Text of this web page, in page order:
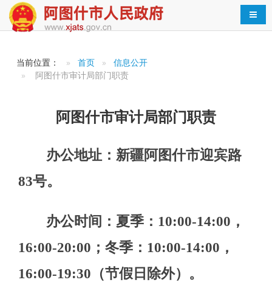
导航
当前位置： 首页
信息公开
阿图什市审计局部门职责
阿图什市审计局部门职责
办公地址：新疆 阿图什市迎宾路
办公时间：夏季：10:00-14:00，
16:00-20:00；冬季：10:00-14:00，
16:00-19:30（节假日除外）。
联系电话：0908-
（一）主管全市审计工作。负责
对全市财政收支和法律法规规定属于